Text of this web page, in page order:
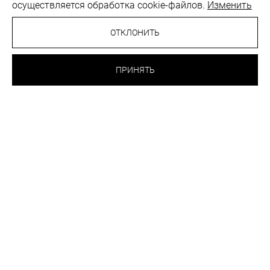
осуществляется обработка cookie-файлов. Изменить
ОТКЛОНИТЬ
ПРИНЯТЬ